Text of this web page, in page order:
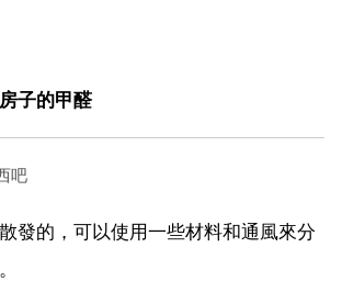
子的甲醛
吧
發的，可以使用一些材料和通風來分